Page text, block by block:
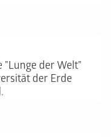
"Lunge der Welt"
der Erde